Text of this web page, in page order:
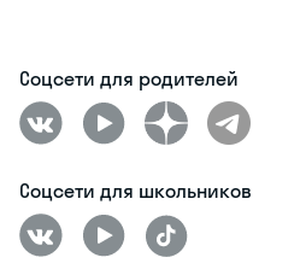
Соцсети для родителей
Соцсети для школьников